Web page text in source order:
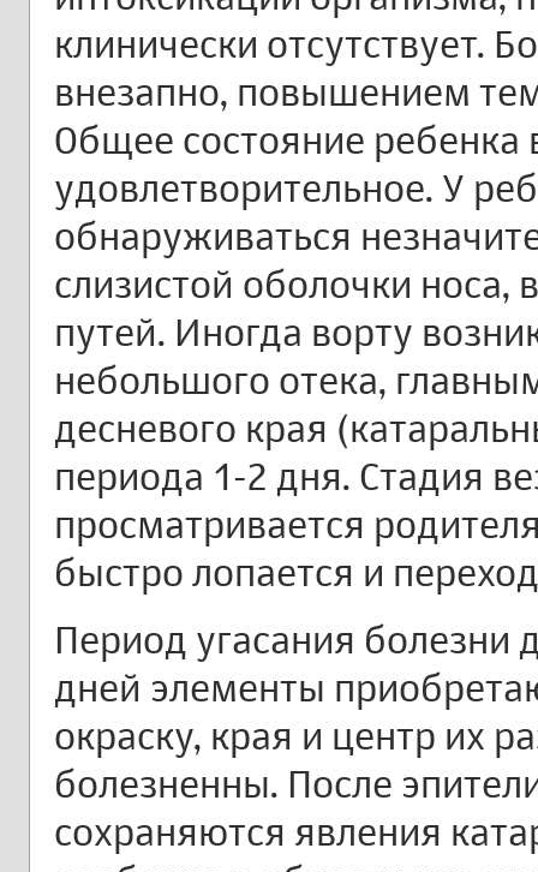
клинически отсутствует.
внезапно, повышением
Общее состояние ребенка
удовлетворительное. У
обнаруживаться
слизистой оболочки носа,
путей. Иногда ворту
небольшого отека,
десневого края
периода 1-2 дня. Стадия
просматривается
быстро лопается и
Период угасания болезни
дней элементы
окраску, края и центр их
болезненны. После
сохраняются явления